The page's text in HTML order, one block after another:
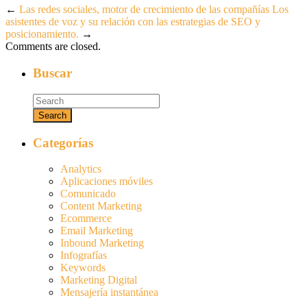
← Las redes sociales, motor de crecimiento de las compañías Los
asistentes de voz y su relación con las estrategias de SEO y
posicionamiento. →
Comments are closed.
Buscar
Categorías
Analytics
Aplicaciones móviles
Comunicado
Content Marketing
Ecommerce
Email Marketing
Inbound Marketing
Infografías
Keywords
Marketing Digital
Mensajería instantánea